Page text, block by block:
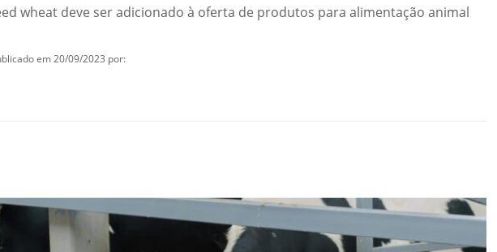
wheat deve ser adicionado à oferta de produtos para alimentação animal
em 20/09/2023 por: